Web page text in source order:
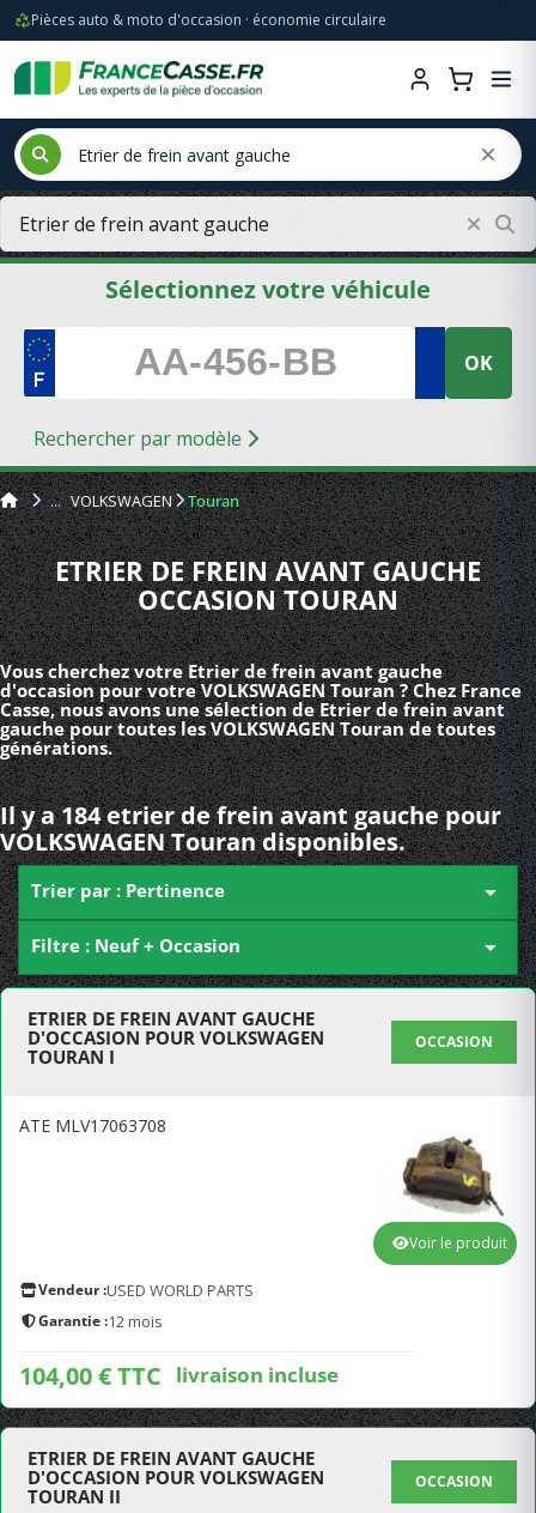
Pièces auto & moto d'occasion · économie circulaire
Sélectionnez votre véhicule
OK
Rechercher par modèle
VOLKSWAGEN Touran
ETRIER DE FREIN AVANT GAUCHE
OCCASION TOURAN
Vous cherchez votre Etrier de frein avant gauche
d'occasion pour votre VOLKSWAGEN Touran ? Chez France
Casse, nous avons une sélection de Etrier de frein avant
gauche pour toutes les VOLKSWAGEN Touran de toutes
générations.
Il y a 184 etrier de frein avant gauche pour
VOLKSWAGEN Touran disponibles.
Trier par : Pertinence 
Filtre : Neuf + Occasion 
ETRIER DE FREIN AVANT GAUCHE
D'OCCASION POUR VOLKSWAGEN
TOURAN I
OCCASION
ATE MLV17063708
Vendeur :USED WORLD PARTS
Garantie :12 mois
104,00 € TTC livraison incluse
Voir le produit
ETRIER DE FREIN AVANT GAUCHE
D'OCCASION POUR VOLKSWAGEN
TOURAN II
OCCASION